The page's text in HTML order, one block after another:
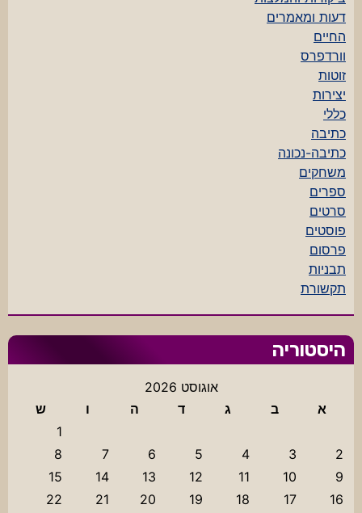
דעות ומאמרים
החיים
וורדפרס
זוטות
יצירות
כללי
כתיבה
כתיבה-נכונה
משחקים
ספרים
סרטים
פוסטים
פרסום
תבניות
תקשורת
היסטוריה
אוגוסט 2026
א
ב ג ד ה ו
ש
1
2
3
4
5
6
7
8
9
10
11
12
13
14
15
16
17
18
19
20
21
22